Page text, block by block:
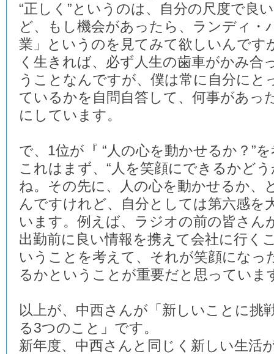
“正しく”というのは、自分の尺度で良
ど、もし機会があったら、ランディ・
業」というのを見てみて欲しいんです
く生きれば、必ず人生の歯車がかみ合
うことなんですが、僕は常に自分にと
ているかを自問自答して、何事があっ
にしています。
で、1位が『 “人の心を動かせるか？”
これはまず、“人を笑顔にできるかど
ね。その先に、人の心を動かせるか、
んですけれど、自分としては第六感を
います。例えば、ラジオの前の皆さん
出勤前に良い情報を携えて会社に行く
いうことを考えて、それが笑顔になっ
るかということが重要だと思っていま
以上が、中西さんが「新しいことに挑
る3つのこと」です。
新年度、中西さんと同じく新しい生活